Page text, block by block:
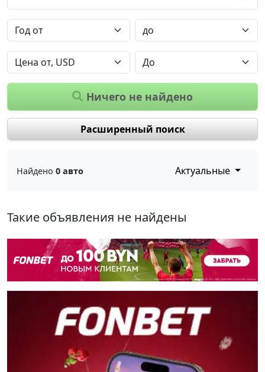
Ничего не найдено
Расширенный поиск
Найдено 0 авто Актуальные
Такие объявления не найдены